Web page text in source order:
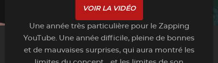
VOIR LA VIDÉO
Une année très particulière pour le Zapping
YouTube. Une année difficile, pleine de bonnes
et de mauvaises surprises, qui aura montré les